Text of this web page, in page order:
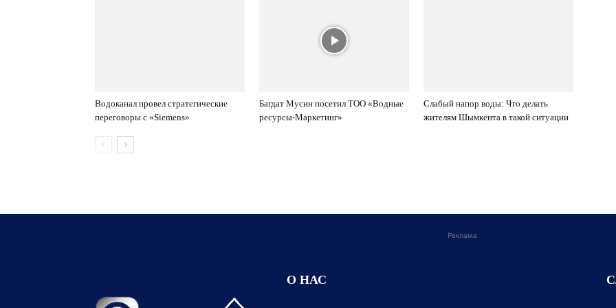
Водоканал провел стратегические
переговоры с «Siemens»
Багдат Мусин посетил ТОО «Водные
ресурсы-Маркетинг»
Слабый напор воды: Что делать
жителям Шымкента в такой ситуации
Реклама
О НАС